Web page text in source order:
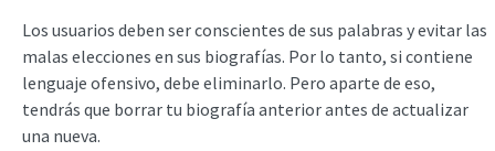
Los usuarios deben ser conscientes de sus palabras y evitar las
malas elecciones en sus biografías. Por lo tanto, si contiene
lenguaje ofensivo, debe eliminarlo. Pero aparte de eso,
tendrás que borrar tu biografía anterior antes de actualizar
una nueva.